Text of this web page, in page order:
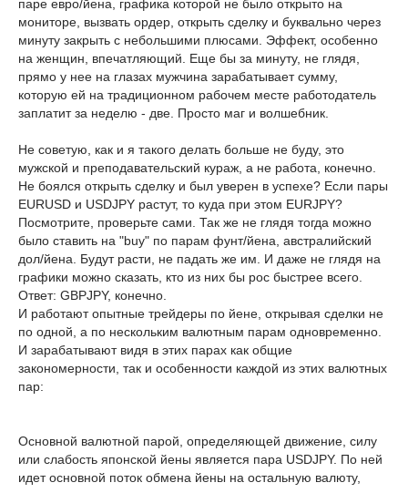
паре евро/йена, графика которой не было открыто на
мониторе, вызвать ордер, открыть сделку и буквально через
минуту закрыть с небольшими плюсами. Эффект, особенно
на женщин, впечатляющий. Еще бы за минуту, не глядя,
прямо у нее на глазах мужчина зарабатывает сумму,
которую ей на традиционном рабочем месте работодатель
заплатит за неделю - две. Просто маг и волшебник.
Не советую, как и я такого делать больше не буду, это
мужской и преподавательский кураж, а не работа, конечно.
Не боялся открыть сделку и был уверен в успехе? Если пары
EURUSD и USDJPY растут, то куда при этом EURJPY?
Посмотрите, проверьте сами. Так же не глядя тогда можно
было ставить на "buy" по парам фунт/йена, австралийский
дол/йена. Будут расти, не падать же им. И даже не глядя на
графики можно сказать, кто из них бы рос быстрее всего.
Ответ: GBPJPY, конечно.
И работают опытные трейдеры по йене, открывая сделки не
по одной, а по нескольким валютным парам одновременно.
И зарабатывают видя в этих парах как общие
закономерности, так и особенности каждой из этих валютных
пар:
Основной валютной парой, определяющей движение, силу
или слабость японской йены является пара USDJPY. По ней
идет основной поток обмена йены на остальную валюту,